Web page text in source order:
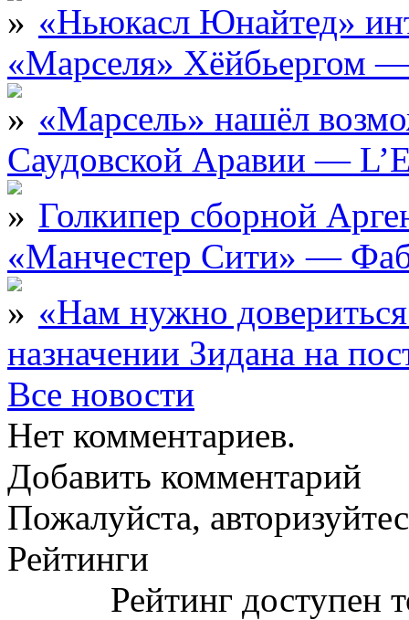
«Ньюкасл Юнайтед»
«Марселя» Хёйбьергом
«Марсель» нашёл
Саудовской Аравии —
Голкипер сборной
«Манчестер Сити» —
«Нам нужно
назначении Зидана на
Все новости
Нет комментариев.
Добавить комментарий
Пожалуйста,
Рейтинги
Рейтинг доступен